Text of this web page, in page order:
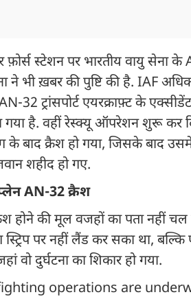
स्टेशन पर भारतीय वायु सेना के
ने भी ख़बर की पुष्टि की है. IAF
32 ट्रांसपोर्ट एयरक्राफ़्ट के
गया है. वहीं रेस्क्यू ऑपरेशन शुरू कर
के बाद क्रैश हो गया, जिसके बाद
शहीद हो गए.
प्लेन AN-32 क्रैश
होने की मूल वजहों का पता नहीं
स्ट्रिप पर नहीं लैंड कर सका था,
वो दुर्घटना का शिकार हो गया.
operations are